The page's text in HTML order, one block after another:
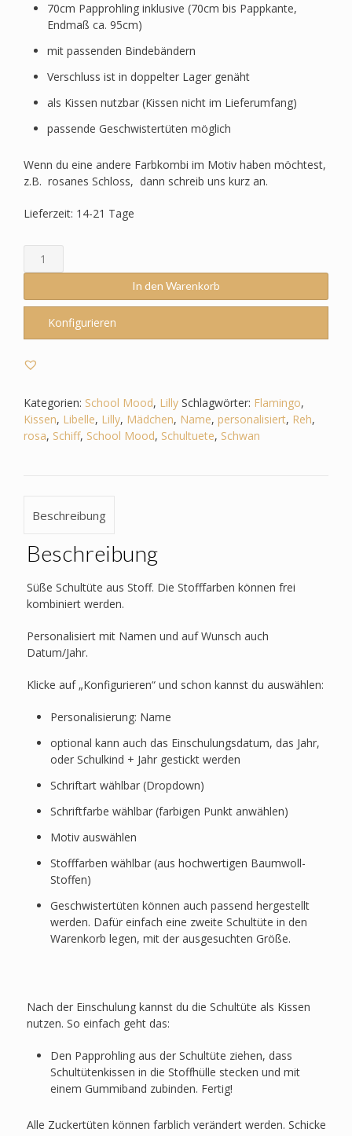
70cm Papprohling inklusive (70cm bis Pappkante,
Endmaß ca. 95cm)
mit passenden Bindebändern
Verschluss ist in doppelter Lager genäht
als Kissen nutzbar (Kissen nicht im Lieferumfang)
passende Geschwistertüten möglich
Wenn du eine andere Farbkombi im Motiv haben möchtest,
z.B. rosanes Schloss, dann schreib uns kurz an.
Lieferzeit: 14-21 Tage
Schultüte
passend
School
Mood
-
-
etc.
Menge
In den Warenkorb
Konfigurieren
Kategorien: School Mood, Lilly Schlagwörter: Flamingo,
Kissen, Libelle, Lilly, Mädchen, Name, personalisiert, Reh,
rosa, Schiff, School Mood, Schultuete, Schwan
Beschreibung
Beschreibung
Süße Schultüte aus Stoff. Die Stofffarben können frei
kombiniert werden.
Personalisiert mit Namen und auf Wunsch auch
Datum/Jahr.
Klicke auf „Konfigurieren“ und schon kannst du auswählen:
Personalisierung: Name
optional kann auch das Einschulungsdatum, das Jahr,
oder Schulkind + Jahr gestickt werden
Schriftart wählbar (Dropdown)
Schriftfarbe wählbar (farbigen Punkt anwählen)
Motiv auswählen
Stofffarben wählbar (aus hochwertigen Baumwoll-
Stoffen)
Geschwistertüten können auch passend hergestellt
werden. Dafür einfach eine zweite Schultüte in den
Warenkorb legen, mit der ausgesuchten Größe.
Nach der Einschulung kannst du die Schultüte als Kissen
nutzen. So einfach geht das:
Den Papprohling aus der Schultüte ziehen, dass
Schultütenkissen in die Stoffhülle stecken und mit
einem Gummiband zubinden. Fertig!
Alle Zuckertüten können farblich verändert werden. Schicke